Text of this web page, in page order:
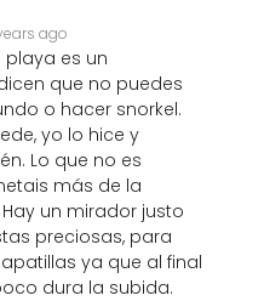
ago
playa es un
que no puedes
o hacer snorkel.
yo lo hice y
Lo que no es
más de la
un mirador justo
preciosas, para
ya que al final
dura la subida.